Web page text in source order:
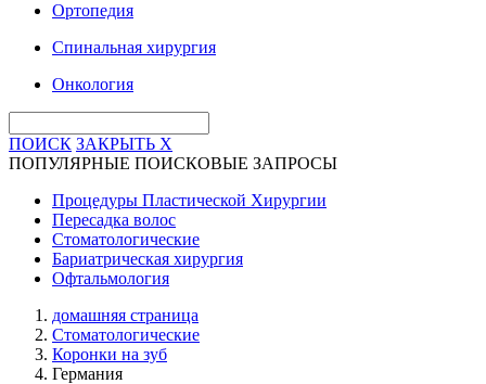
Ортопедия
Спинальная хирургия
Онкология
ПОИСК ЗАКРЫТЬ X
ПОПУЛЯРНЫЕ ПОИСКОВЫЕ ЗАПРОСЫ
Процедуры Пластической Хирургии
Пересадка волос
Стоматологические
Бариатрическая хирургия
Офтальмология
домашняя страница
Стоматологические
Коронки на зуб
Германия